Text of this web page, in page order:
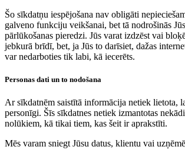
Šo sīkdatņu iespējošana nav obligāti
galveno funkciju veikšanai, bet tā nodrošinās
pārlūkošanas pieredzi. Jūs varat izdzēst vai
jebkurā brīdī, bet, ja Jūs to darīsiet, dažas
var nedarboties tik labi, kā iecerēts.
Personas dati un to nodošana
Ar sīkdatnēm saistītā informācija netiek lietota,
personīgi. Šīs sīkdatnes netiek izmantotas
nolūkiem, kā tikai tiem, kas šeit ir aprakstīti.
Mēs varam sniegt Jūsu datus, klientu vai